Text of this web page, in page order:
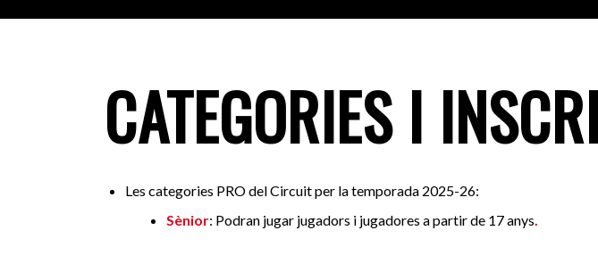
CATEGORIES I
Les categories PRO del Circuit per la temporada 2025-26:
Sènior: Podran jugar jugadors i jugadores a partir de 17 anys.